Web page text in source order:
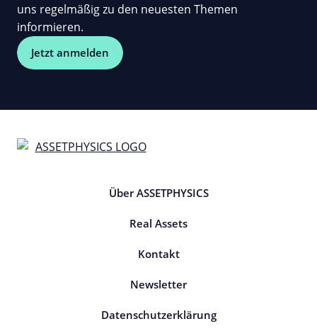
uns regelmäßig zu den neuesten Themen
informieren.
Jetzt anmelden
Über ASSETPHYSICS
Real Assets
Kontakt
Newsletter
Datenschutzerklärung